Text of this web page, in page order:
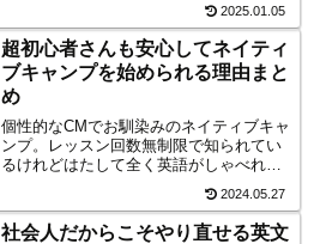
についての解説と管理人の考えをまとめ
てみました。
2025.01.05
超初心者さんも安心してネイティ
ブキャンプを始められる理由まと
め
個性的なCMでお馴染みのネイティブキャ
ンプ。レッスン回数無制限で知られてい
るけれどはたして全く英語がしゃべれな
てください、事前準備をすれば問題なく
始められますよ！
2024.05.27
社会人だからこそやり直せる英文